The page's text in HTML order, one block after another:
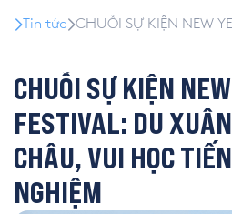
Tin tức CHUỖI SỰ KIỆN NEW
CHUỖI SỰ KIỆN
FESTIVAL: DU
CHÂU, VUI HỌC
NGHIỆM